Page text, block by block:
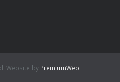
Website by PremiumWeb